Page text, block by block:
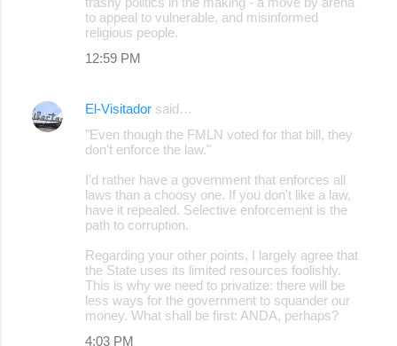
to appeal to vulnerable, and misinformed
religious people.
12:59 PM
El-Visitador said…
"Even though the FMLN voted for that bill, they
don't enforce the law."
I'd rather have a government that enforces all
laws than a choosy one. If you don't like a law,
have it repealed. Selective enforcement is the
path to corruption.
Regarding your other points, I largely agree that
the State uses its limited resources foolishly.
This is why we need to privatize: there will be
less ways for the government to squander our
money. What shall be first: ANDA, perhaps?
4:03 PM